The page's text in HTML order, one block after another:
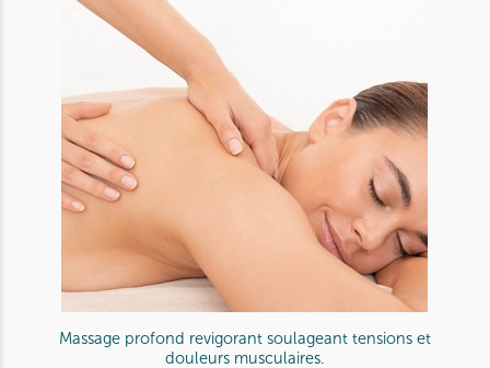
Massage profond revigorant soulageant tensions et
douleurs musculaires.